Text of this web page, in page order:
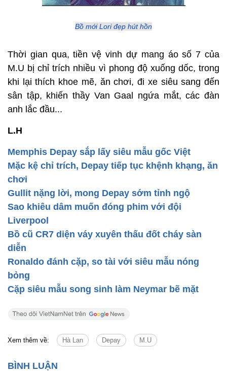
Bồ mới Lori đẹp hút hồn
Thời gian qua, tiền vệ vinh dự mang áo số 7 của
M.U bị chỉ trích nhiều vì phong độ xuống dốc, trong
khi lại thích khoe mẽ, ăn chơi, đi xe siêu sang đến
sân tập, khiến thầy Van Gaal ngứa mắt, các đàn
anh lắc đầu...
L.H
Memphis Depay sắp lấy siêu mẫu gốc Việt
Mặc kệ chỉ trích, Depay tiếp tục khệnh khạng, ăn
chơi
Gullit nặng lời, mong Depay sớm tỉnh ngộ
Sao khiêu dâm muốn đóng phim với đội
Liverpool
Bồ cũ CR7 diện váy xuyên thấu đốt cháy sàn
diễn
Ronaldo đánh cặp, so tài với siêu mẫu nóng
bỏng
Cặp siêu mẫu song sinh làm Neymar bẽ mặt
Xem thêm về: Hà Lan Depay M.U